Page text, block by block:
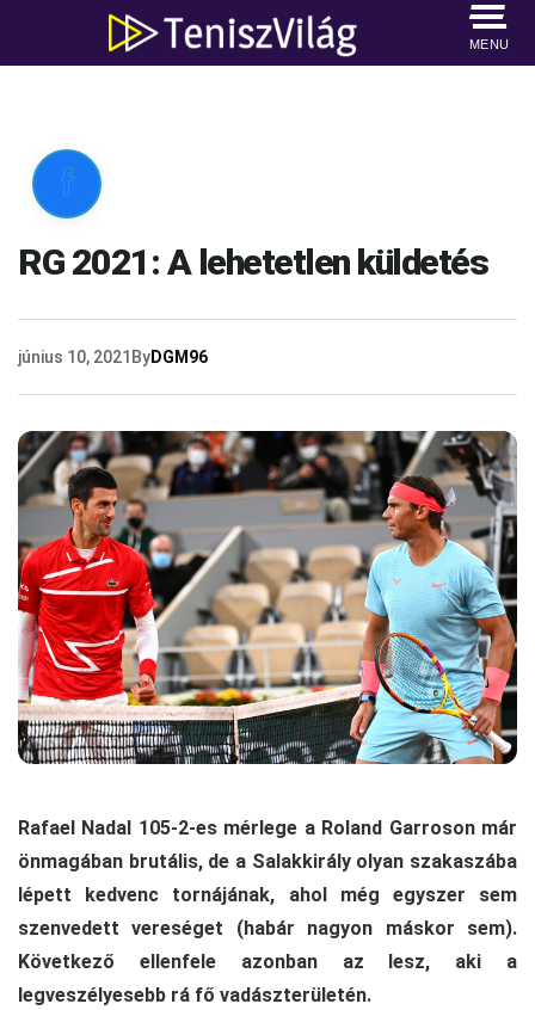
MENU

RG 2021: A lehetetlen küldetés
június 10, 2021 ByDGM96
Rafael Nadal 105-2-es mérlege a Roland Garroson már
önmagában brutális, de a Salakkirály olyan szakaszába
lépett kedvenc tornájának, ahol még egyszer sem
szenvedett vereséget (habár nagyon máskor sem).
Következő ellenfele azonban az lesz, aki a
legveszélyesebb rá fő vadászterületén.